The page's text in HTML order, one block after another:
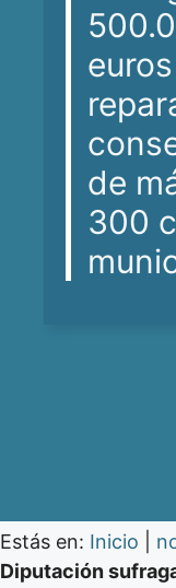
de
300
Estás en: Inicio
Diputación